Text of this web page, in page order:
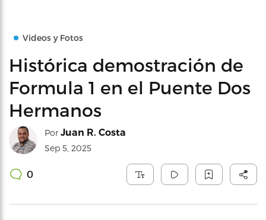
Videos y Fotos
Histórica demostración de
Formula 1 en el Puente Dos
Hermanos
Por Juan R. Costa
Sep 5, 2025
0